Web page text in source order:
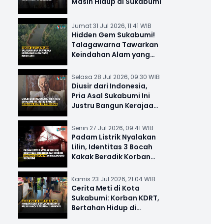
Jumat 31 Jul 2026, 11:41 WIB
Hidden Gem Sukabumi!
Talagawarna Tawarkan
Keindahan Alam yang
Selasa 28 Jul 2026, 09:30 WIB
Diusir dari Indonesia,
Pria Asal Sukabumi Ini
Justru Bangun Kerajaan
Senin 27 Jul 2026, 09:41 WIB
Padam Listrik Nyalakan
Lilin, Identitas 3 Bocah
Kakak Beradik Korban
Kamis 23 Jul 2026, 21:04 WIB
Cerita Meti di Kota
Sukabumi: Korban KDRT,
Bertahan Hidup di